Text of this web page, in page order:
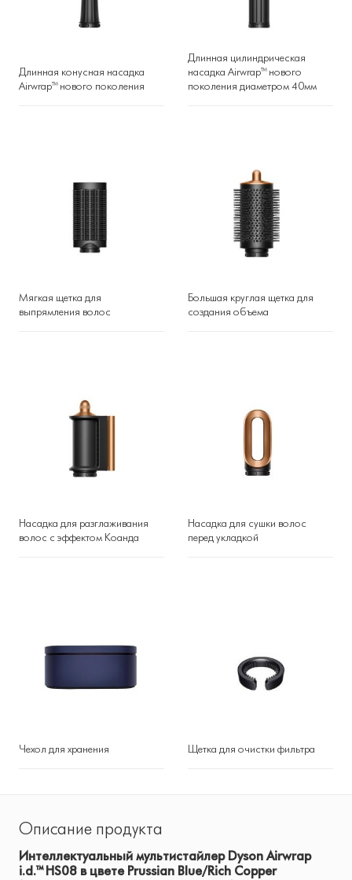
Длинная конусная насадка
Airwrap™ нового поколения
Длинная цилиндрическая
насадка Airwrap™ нового
поколения диаметром 40мм
Мягкая щетка для
выпрямления волос
Большая круглая щетка для
создания объема
Насадка для разглаживания
волос с эффектом Коанда
Насадка для сушки волос
перед укладкой
Чехол для хранения Щетка для очистки фильтра
Описание продукта
Интеллектуальный мультистайлер Dyson Airwrap
i.d.™ HS08 в цвете Prussian Blue/Rich Copper